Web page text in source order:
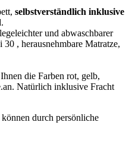
selbstverständlich inklusive
und abwaschbarer
, herausnehmbare Matratze,
die Farben rot, gelb,
Natürlich inklusive Fracht
durch persönliche